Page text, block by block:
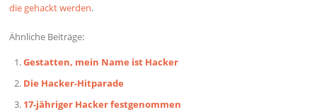
die gehackt werden.
Ähnliche Beiträge:
Gestatten, mein Name ist Hacker
Die Hacker-Hitparade
17-jähriger Hacker festgenommen